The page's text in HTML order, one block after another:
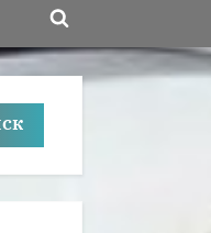
Toggle
search